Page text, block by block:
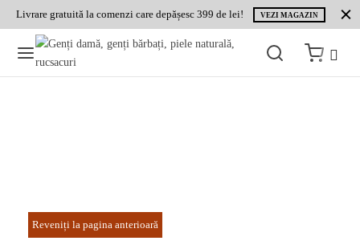
Livrare gratuită la comenzi care depășesc 399 de lei! VEZI MAGAZIN